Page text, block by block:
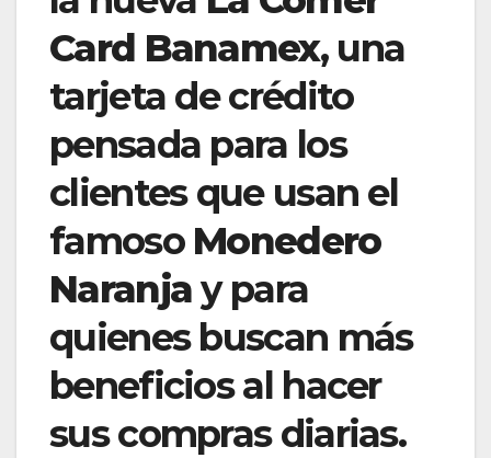
Card Banamex, una
tarjeta de crédito
pensada para los
clientes que usan el
famoso Monedero
Naranjay para
quienes buscan más
beneficios al hacer
sus compras diarias.